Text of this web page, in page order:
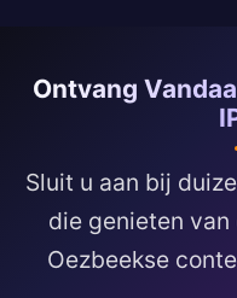
Ontvang
Sluit u aan bij
die genieten
Oezbeekse